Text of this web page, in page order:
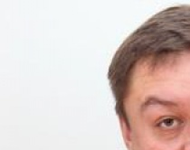
Перейти к основному содержанию